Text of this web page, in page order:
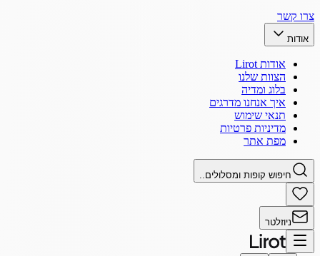
צרו קשר
אודות
אודות Lirot
הצוות שלנו
בלוג ומדיה
איך אנחנו מדרגים
תנאי שימוש
מדיניות פרטיות
מפת אתר
חיפוש קופות ומסלולים..
ניוזלטר